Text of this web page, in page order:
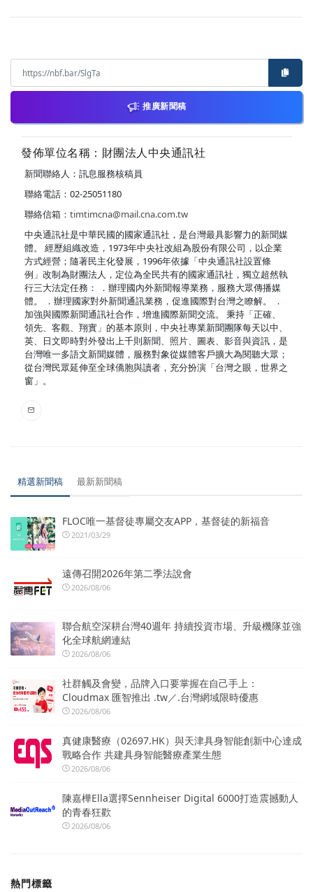
推廣新聞稿
發佈單位名稱：財團法人中央通訊社
新聞聯絡人：訊息服務核稿員
聯絡電話：02-25051180
聯絡信箱： timtimcna@mail.cna.com.tw
中央通訊社是中華民國的國家通訊社，是台灣最具影響力的新聞媒
體。 經歷組織改造，1973年中央社改組為股份有限公司，以企業
方式經營；隨著民主化發展，1996年依據「中央通訊社設置條
例」改制為財團法人，定位為全民共有的國家通訊社，獨立超然執
行三大法定任務： ．辦理國內外新聞報導業務，服務大眾傳播媒
體。 ．辦理國家對外新聞通訊業務，促進國際對台灣之瞭解。 ．
加強與國際新聞通訊社合作，增進國際新聞交流。 秉持「正確、
領先、客觀、翔實」的基本原則，中央社專業新聞團隊每天以中、
英、日文即時對外發出上千則新聞、照片、圖表、影音與資訊，是
台灣唯一多語文新聞媒體，服務對象從媒體客戶擴大為閱聽大眾；
從台灣民眾延伸至全球僑胞與讀者，充分扮演「台灣之眼，世界之
窗」。
精選新聞稿 最新新聞稿
FLOC唯一基督徒專屬交友APP，基督徒的新福音
2021/03/29
遠傳召開2026年第二季法說會
2026/08/06
聯合航空深耕台灣40週年 持續投資市場、升級機隊並強
化全球航網連結
2026/08/06
社群觸及會變，品牌入口要掌握在自己手上：
Cloudmax 匯智推出 .tw／.台灣網域限時優惠
2026/08/06
真健康醫療（02697.HK）與天津具身智能創新中心達成
戰略合作 共建具身智能醫療產業生態
2026/08/06
陳嘉樺Ella選擇Sennheiser Digital 6000打造震撼動人
的青春狂歡
2026/08/06
熱門標籤